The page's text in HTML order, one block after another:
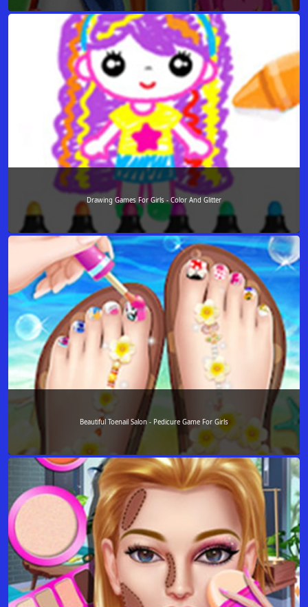
Drawing Games For Girls - Color And Glitter
Beautiful Toenail Salon - Pedicure Game For Girls